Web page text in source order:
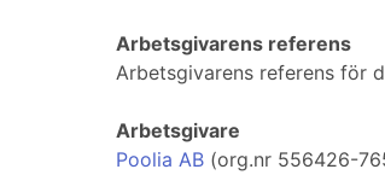
Arbetsgivarens referens
Arbetsgivarens referens för
Arbetsgivare
Poolia AB (org.nr 556426-